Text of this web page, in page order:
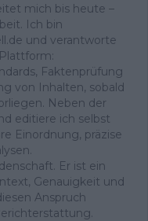
mich bis heute –
Ich bin
und verantworte
Faktenprüfung
von Inhalten, sobald
Neben der
editiere ich selbst
Einordnung, präzise
Er ist ein
Genauigkeit und
Anspruch